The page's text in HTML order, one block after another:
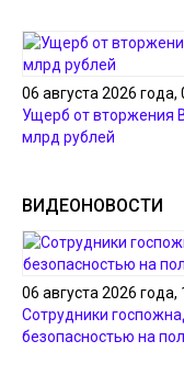
06 августа 2026 года,
Ущерб от вторжения
млрд рублей
ВИДЕОНОВОСТИ
06 августа 2026 года,
Сотрудники
безопасностью на